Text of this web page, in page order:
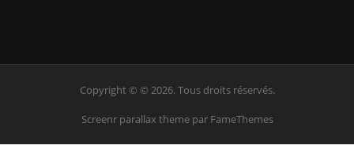
Copyright © © 2026. Tous droits réservés.
Screenr parallax themepar FameThemes